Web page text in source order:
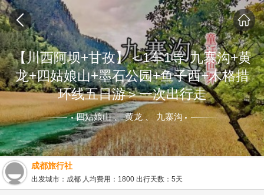
【川西阿坝+甘孜】＜1车1导·九寨沟+黄
龙+四姑娘山+墨石公园+鱼子西+木格措
环线五日游＞一次出行走
四姑娘山 、 黄龙 、 九寨沟
成都旅行社
出发城市：成都 人均费用：1800 出行天数：5天